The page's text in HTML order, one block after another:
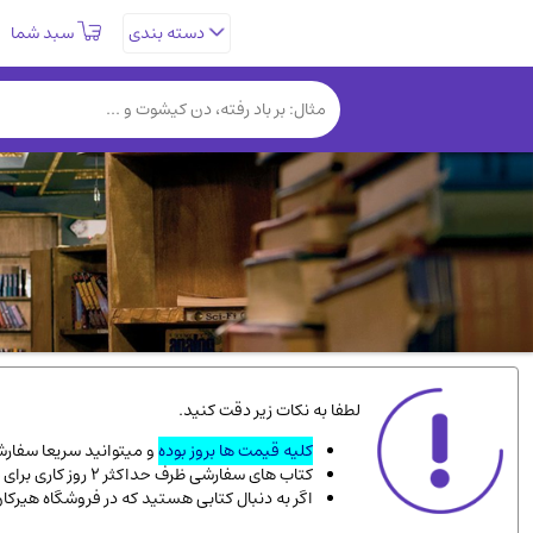
دسته بندی سبد شما
کتب نادر و کمیاب(19)
فلسفه و جامعه شناسی(151)
دانشگاهی و آموزشی(534)
ورزشی و تربیت بدنی
سیاسی(116)
کتاب های مصور رنگی و گلاسه(23)
دایره المعارف و فرهنگ
سینما و فیلم
زندگینامه شهدا
لطفا به نکات زیر دقت کنید.
کلیه قیمت ها بروز بودهو میتوانید سریعا
کتاب های سفارشی ظرف حداکثر 2 روز کاری برای پست پیشتاز، و 3 روز کاری برای پست سفارشی، به دست شما میرسد.
اگر به دنبال کتابی هستید که در فروشگاه